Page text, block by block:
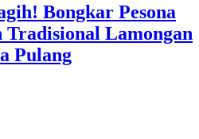
Bongkar Pesona
Lamongan
Pulang